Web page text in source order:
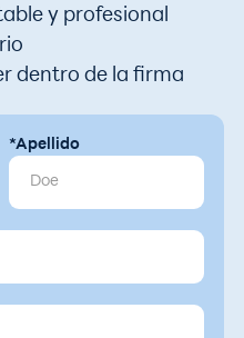
y profesional
dentro de la firma
*Apellido